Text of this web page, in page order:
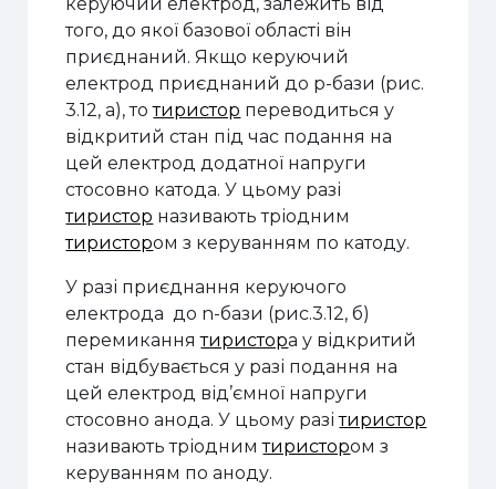
керуючий електрод, залежить від
того, до якої базової області він
приєднаний. Якщо керуючий
електрод приєднаний до p-бази (рис.
3.12, а), тотиристор переводиться у
відкритий стан під час подання на
цей електрод додатної напруги
стосовно катода. У цьому разі
тиристор називають тріодним
тиристором з керуванням по катоду.
У разі приєднання керуючого
електрода до n-бази (рис.3.12, б)
перемиканнятиристора у відкритий
стан відбувається у разі подання на
цей електрод від’ємної напруги
стосовно анода. У цьому разітиристор
називають тріоднимтиристором з
керуванням по аноду.